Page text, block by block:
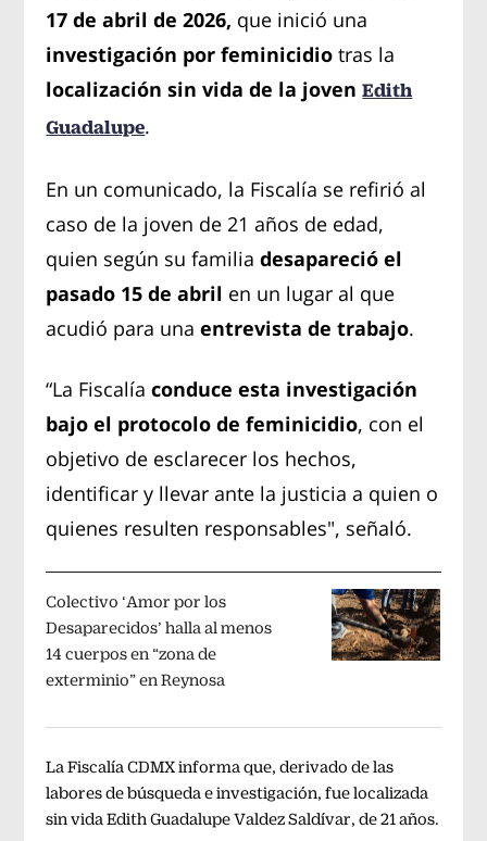
17 de abril de 2026, que inició una
investigación por feminicidio tras la
localización sin vida de la jovenEdith
Guadalupe.
En un comunicado, la Fiscalía se refirió al
caso de la joven de 21 años de edad,
quien según su familia desapareció el
pasado 15 de abril en un lugar al que
acudió para unaentrevista de trabajo.
“La Fiscalíaconduce esta investigación
bajo el protocolo de feminicidio, con el
objetivo de esclarecer los hechos,
identificar y llevar ante la justicia a quien o
quienes resulten responsables", señaló.
Colectivo ‘Amor por los
Desaparecidos’ halla al menos
14 cuerpos en “zona de
exterminio” en Reynosa
La Fiscalía CDMX informa que, derivado de las
labores de búsqueda e investigación, fue localizada
sin vida Edith Guadalupe Valdez Saldívar, de 21 años.